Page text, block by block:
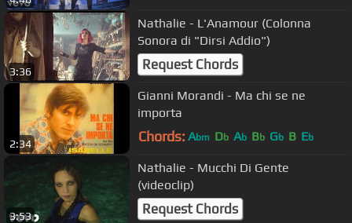
3:36
Nathalie - L'Anamour (Colonna
Sonora di "Dirsi Addio")
Request Chords
2:34
Gianni Morandi - Ma chi se ne
importa
Chords: Abm Db Ab Bb Gb B Eb
3:53
Nathalie - Mucchi Di Gente
(videoclip)
Request Chords